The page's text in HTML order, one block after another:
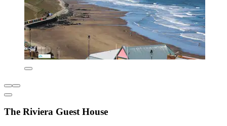
The Riviera Guest House